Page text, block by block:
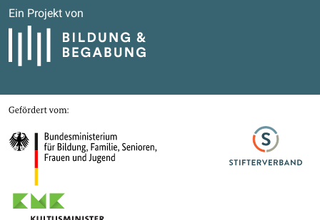
Ein Projekt von
Bildung und Begabung
Gefördert von
Bundesministerium für Bildung, Familie, Senioren, Frauen und Jugend
Stifterverband
Kultusministerkonferenz